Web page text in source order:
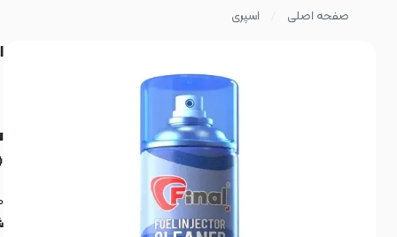
صفحه اصلی اسپری